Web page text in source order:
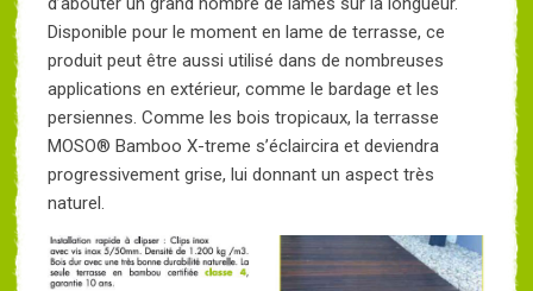
Disponible pour le moment en lame de terrasse, ce
produit peut être aussi utilisé dans de nombreuses
applications en extérieur, comme le bardage et les
persiennes. Comme les bois tropicaux, la terrasse
MOSO® Bamboo X-treme s’éclaircira et deviendra
progressivement grise, lui donnant un aspect très
naturel.